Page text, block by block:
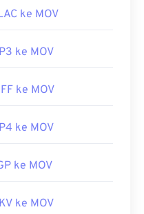
library/archive/
ke MOV
ke MOV
ke MOV
ke MOV
ke MOV
ke MOV